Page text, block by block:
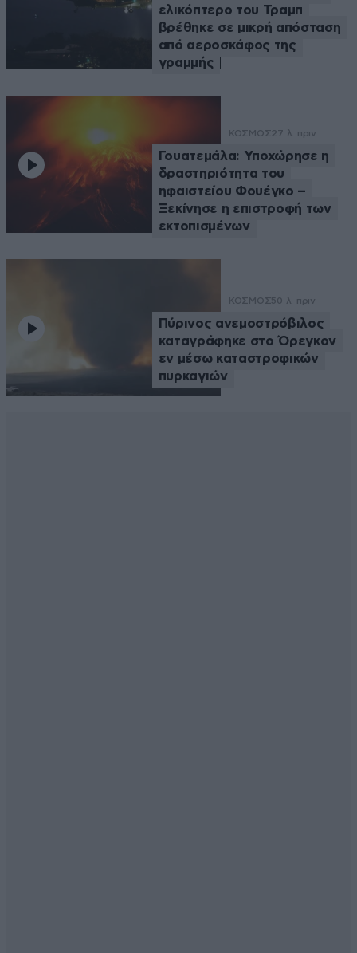
ελικόπτερο του Τραμπ
βρέθηκε σε μικρή απόσταση
από αεροσκάφος της
γραμμής
ΚΟΣΜΟΣ27 λ. πριν
Γουατεμάλα: Υποχώρησε η
δραστηριότητα του
ηφαιστείου Φουέγκο –
Ξεκίνησε η επιστροφή των
εκτοπισμένων
ΚΟΣΜΟΣ50 λ. πριν
Πύρινος ανεμοστρόβιλος
καταγράφηκε στο Όρεγκον
εν μέσω καταστροφικών
πυρκαγιών